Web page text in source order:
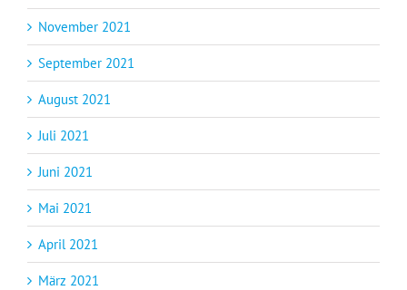
November 2021
September 2021
August 2021
Juli 2021
Juni 2021
Mai 2021
April 2021
März 2021